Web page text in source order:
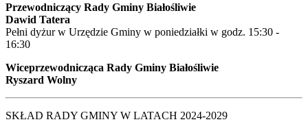
Przewodniczący Rady Gminy Białośliwie
Dawid Tatera
Pełni dyżur w Urzędzie Gminy w poniedziałki w godz. 15:30 -
16:30
Wiceprzewodnicząca Rady Gminy Białośliwie
Ryszard Wolny
SKŁAD RADY GMINY W LATACH 2024-2029